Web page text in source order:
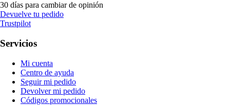
30 días para cambiar de opinión
Devuelve tu pedido
Trustpilot
Servicios
Mi cuenta
Centro de ayuda
Seguir mi pedido
Devolver mi pedido
Códigos promocionales